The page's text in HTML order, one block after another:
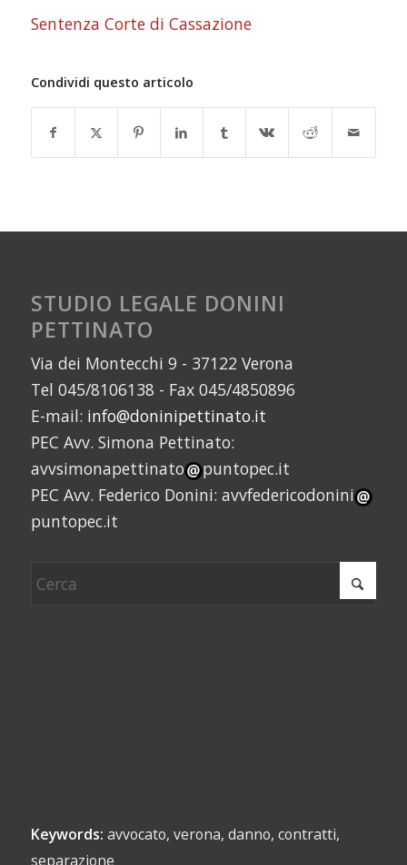
Sentenza Corte di Cassazione
Condividi questo articolo
STUDIO LEGALE DONINI
PETTINATO
Via dei Montecchi 9 - 37122 Verona
Tel 045/8106138 - Fax 045/4850896
E-mail: info@doninipettinato.it
PEC Avv. Simona Pettinato:
avvsimonapettinato
puntopec.it
PEC Avv. Federico Donini: avvfedericodonini
puntopec.it
Keywords: avvocato, verona, danno, contratti,
separazione